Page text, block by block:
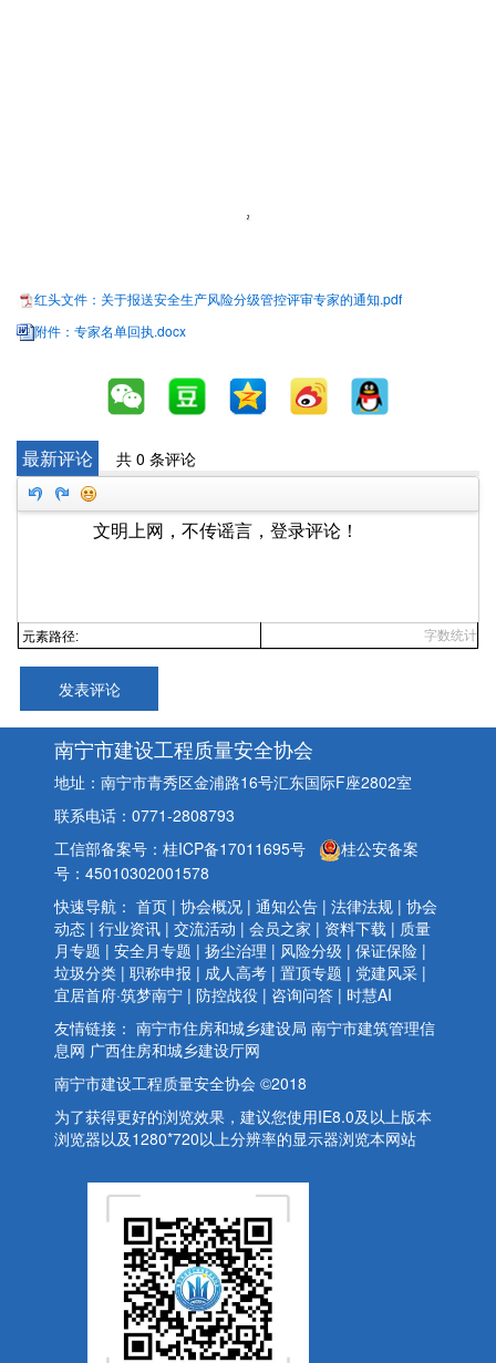
红头文件：关于报送安全生产风险分级管控评审专家的通知.pdf
附件：专家名单回执.docx
最新评论 共 0 条评论
元素路径: 字数统计
发表评论
南宁市建设工程质量安全协会
地址：南宁市青秀区金浦路16号汇东国际F座2802室
联系电话：0771-2808793
工信部备案号：桂ICP备17011695号
桂公安备案
号：45010302001578
快速导航： 首页 | 协会概况 | 通知公告 | 法律法规 | 协会
动态 | 行业资讯 | 交流活动 | 会员之家 | 资料下载 | 质量
月专题 | 安全月专题 | 扬尘治理 | 风险分级 | 保证保险 |
垃圾分类 | 职称申报 | 成人高考 | 置顶专题 | 党建风采 |
宜居首府·筑梦南宁 | 防控战役 | 咨询问答 | 时慧AI
友情链接： 南宁市住房和城乡建设局 南宁市建筑管理信
息网 广西住房和城乡建设厅网
南宁市建设工程质量安全协会 ©2018
为了获得更好的浏览效果，建议您使用IE8.0及以上版本
浏览器以及1280*720以上分辨率的显示器浏览本网站